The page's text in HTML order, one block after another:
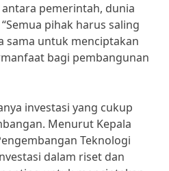
pemerintah, dunia
pihak harus saling
sama untuk menciptakan
bagi pembangunan
investasi yang cukup
Menurut Kepala
Teknologi
dalam riset dan